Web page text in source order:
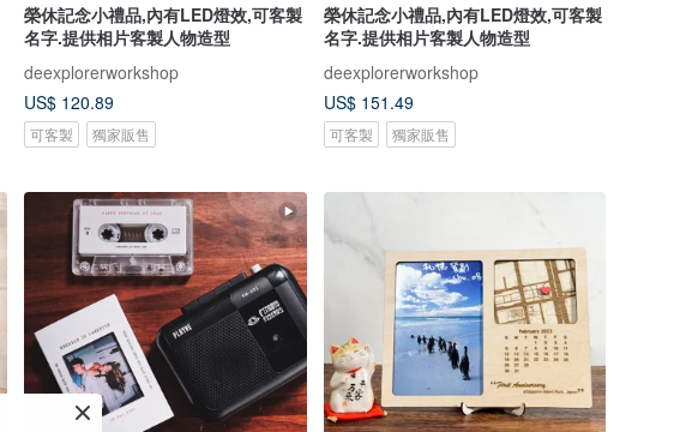
榮休記念小禮品,內有LED燈效,可客製
名字.提供相片客製人物造型
deexplorerworkshop
US$ 120.89
可客製 獨家販售
榮休記念小禮品,內有LED燈效,可客製
名字.提供相片客製人物造型
deexplorerworkshop
US$ 151.49
可客製 獨家販售